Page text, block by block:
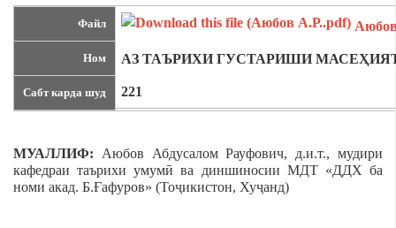
Файл
Ном
Сабт карда шуд
АЗ ТАЪРИХИ ГУСТАРИШИ
221
МУАЛЛИФ: Аюбов Абдусалом Рауфович, д.и.т., мудири
кафедраи таърихи умумӣ ва диншиносии МДТ «ДДХ ба
номи акад. Б.Ғафуров» (Тоҷикистон, Хуҷанд)